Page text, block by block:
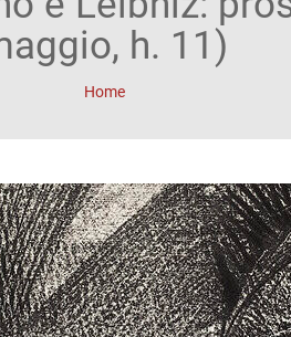
h. 11)
Home